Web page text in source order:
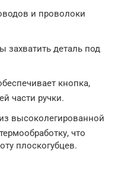
и проволоки
захватить деталь под
кнопка,
части ручки.
высоколегированной
что
плоскогубцев.